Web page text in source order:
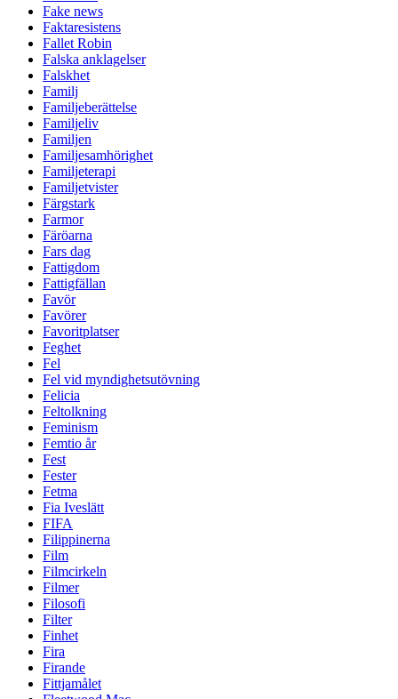
Fake news
Faktaresistens
Fallet Robin
Falska anklagelser
Falskhet
Familj
Familjeberättelse
Familjeliv
Familjen
Familjesamhörighet
Familjeterapi
Familjetvister
Färgstark
Farmor
Färöarna
Fars dag
Fattigdom
Fattigfällan
Favör
Favörer
Favoritplatser
Feghet
Fel
Fel vid myndighetsutövning
Felicia
Feltolkning
Feminism
Femtio år
Fest
Fester
Fetma
Fia Iveslätt
FIFA
Filippinerna
Film
Filmcirkeln
Filmer
Filosofi
Filter
Finhet
Fira
Firande
Fittjamålet